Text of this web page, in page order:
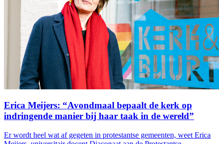
Erica Meijers: “Avondmaal bepaalt de kerk op
indringende manier bij haar taak in de wereld”
Er wordt heel wat af gegeten in protestantse gemeenten, weet Erica